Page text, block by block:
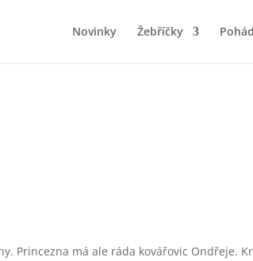
Novinky Žebříčky
Princezna má ale ráda kovářovic Ondřeje.